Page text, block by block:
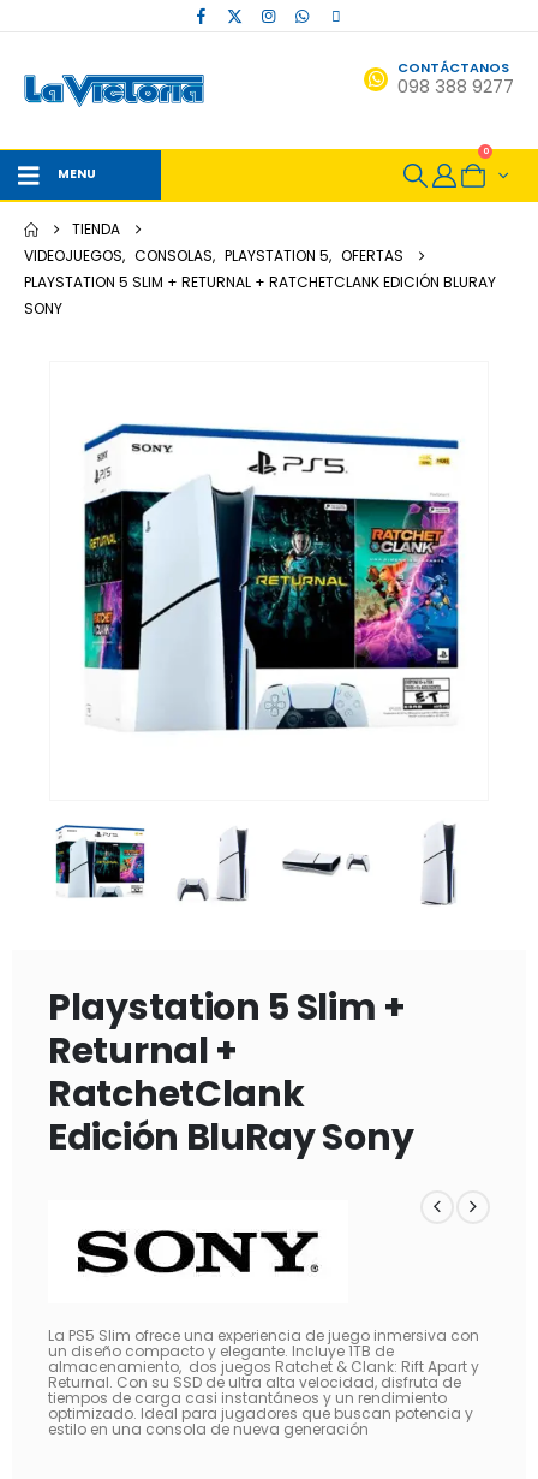
CONTÁCTANOS
098 388 9277
MENU
0
TIENDA
VIDEOJUEGOS, CONSOLAS, PLAYSTATION 5, OFERTAS
PLAYSTATION 5 SLIM + RETURNAL + RATCHETCLANK EDICIÓN BLURAY
SONY
Playstation 5 Slim +
Returnal +
RatchetClank
Edición BluRay Sony
La PS5 Slim ofrece una experiencia de juego inmersiva con
un diseño compacto y elegante. Incluye 1TB de
almacenamiento, dos juegos Ratchet & Clank: Rift Apart y
Returnal. Con su SSD de ultra alta velocidad, disfruta de
tiempos de carga casi instantáneos y un rendimiento
optimizado. Ideal para jugadores que buscan potencia y
estilo en una consola de nueva generación